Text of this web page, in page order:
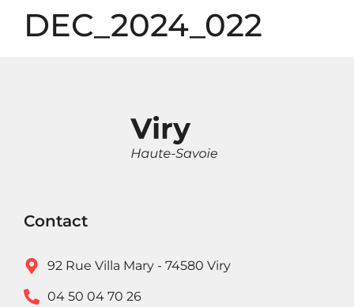
DEC_2024_022
Contact
92 Rue Villa Mary - 74580 Viry
04 50 04 70 26